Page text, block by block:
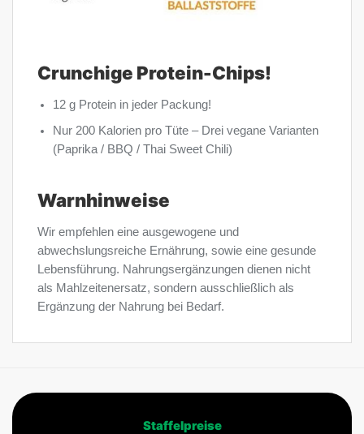
Crunchige Protein-Chips!
12 g Protein in jeder Packung!
Nur 200 Kalorien pro Tüte – Drei vegane Varianten
(Paprika / BBQ / Thai Sweet Chili)
Warnhinweise
Wir empfehlen eine ausgewogene und
abwechslungsreiche Ernährung, sowie eine gesunde
Lebensführung. Nahrungsergänzungen dienen nicht
als Mahlzeitenersatz, sondern ausschließlich als
Ergänzung der Nahrung bei Bedarf.
Staffelpreise